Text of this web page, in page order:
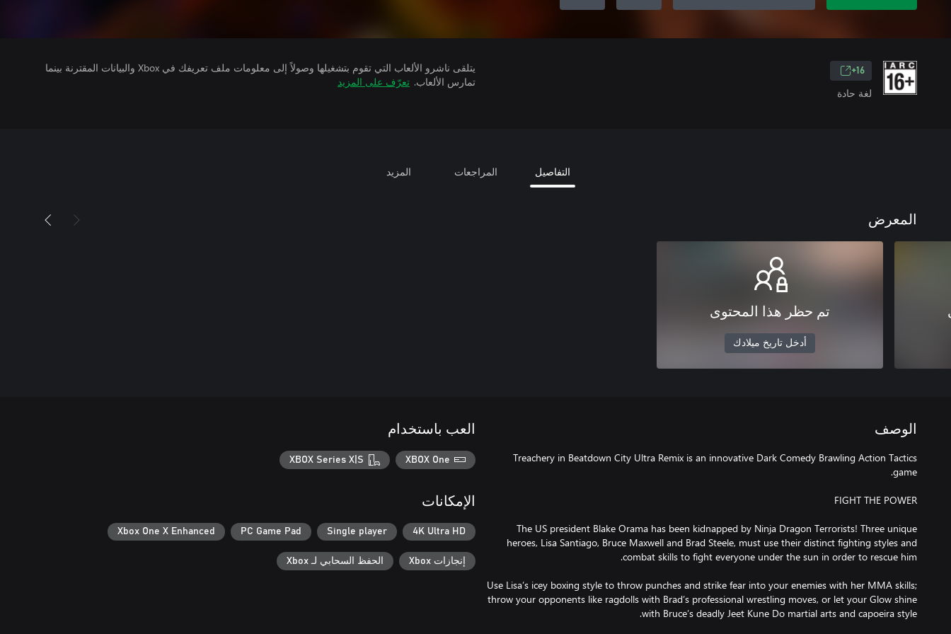
16+
لغة حادة
يتلقى ناشرو الألعاب التي تقوم بتشغيلها وصولاً إلى معلومات ملف تعريفك في Xbox والبيانات المقترنة بينما
تمارس الألعاب. تعرّف على المزيد
التفاصيل المراجعات المزيد
المعرض
تم حظر هذا المحتوى
أدخل تاريخ ميلادك
الوصف
Treachery in Beatdown City Ultra Remix is an innovative Dark Comedy Brawling Action Tactics
The US president Blake Orama has been kidnapped by Ninja Dragon Terrorists! Three unique
heroes, Lisa Santiago, Bruce Maxwell and Brad Steele, must use their distinct fighting styles and
Use Lisa’s icey boxing style to throw punches and strike fear into your enemies with her MMA skills;
throw your opponents like ragdolls with Brad’s professional wrestling moves, or let your Glow shine
العب باستخدام
XBOX One
XBOX Series X|S
الإمكانات
4K Ultra HD
Single player
PC Game Pad
Xbox One X Enhanced
إنجازات Xbox الحفظ السحابي لـ Xbox